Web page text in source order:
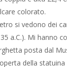
colorato.
si vedono dei
a.C.). Mi hanno
posta dal
della